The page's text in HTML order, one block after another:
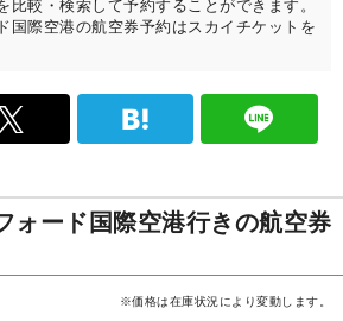
比較・検索して予約することができます。
国際空港の航空券予約はスカイチケットを
ォード国際空港行きの航空券
※価格は在庫状況により変動します。